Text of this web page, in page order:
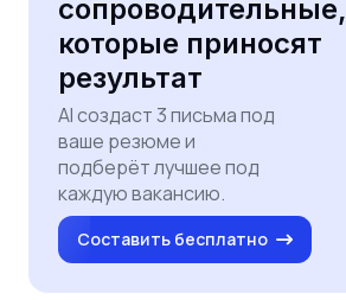
сопроводительные,
которые приносят
результат
AI создаст 3 письма под
ваше резюме и
подберёт лучшее под
каждую вакансию.
Составить бесплатно